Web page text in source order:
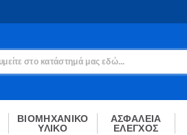
Εγγραφή
Δεν είσαι μέλος;
ΕΓΓΡΑΦΉ
ΒΙΟΜΗΧΑΝΙΚΟ
ΥΛΙΚΟ
ΑΣΦΑΛΕΙΑ
ΕΛΕΓΧΟΣ